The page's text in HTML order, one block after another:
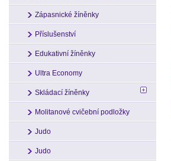
Zápasnické žíněnky
Příslušenství
Edukativní žíněnky
Ultra Economy
Skládací žíněnky
Molitanové cvičební podložky
Judo
Judo